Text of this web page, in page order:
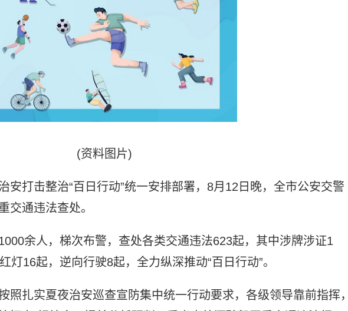
(资料图片)
安打击整治“百日行动”统一安排部署，8月12日晚，全市公安交警
交通违法查处。
余人，梯次布警，查处各类交通违法623起，其中涉牌涉证1
灯16起，逆向行驶8起，全力纵深推动“百日行动”。
照扎实夏夜治安巡查宣防集中统一行动要求，各级领导靠前指挥，